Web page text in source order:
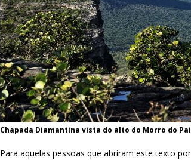
Chapada Diamantina vista do alto do Morro do
Para aquelas pessoas que abriram este texto